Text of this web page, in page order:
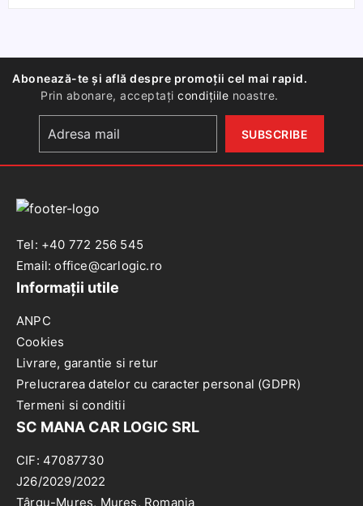
piele
neagra
Abonează-te și află despre promoții cel mai rapid.
Prin abonare, acceptațicondițiile noastre.
Tel: +40 772 256 545
Email: office@carlogic.ro
Informații utile
ANPC
Cookies
Livrare, garantie si retur
Prelucrarea datelor cu caracter personal (GDPR)
Termeni si conditii
SC MANA CAR LOGIC SRL
CIF: 47087730
J26/2029/2022
Târgu-Mureș, Mureș, Romania